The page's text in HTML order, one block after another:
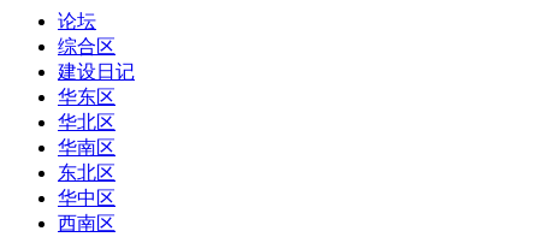
论坛
综合区
建设日记
华东区
华北区
华南区
东北区
华中区
西南区